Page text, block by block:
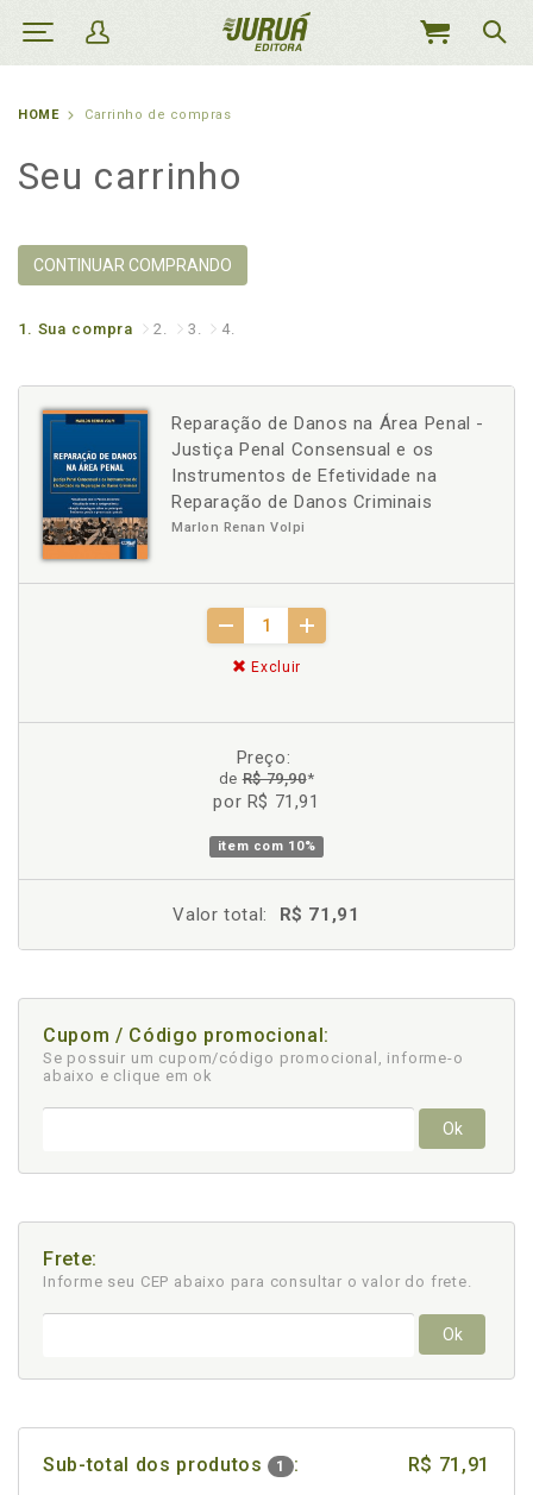
MEU
HOME Carrinho de compras
Seu carrinho
CONTINUAR COMPRANDO
1. Sua compra 2. 3. 4.
Reparação de Danos na Área Penal -
Justiça Penal Consensual e os
Instrumentos de Efetividade na
Reparação de Danos Criminais
Marlon Renan Volpi
Excluir
Preço:
deR$ 79,90*
por R$ 71,91
item com 10%
Valor total: R$ 71,91
Cupom / Código promocional:
Se possuir um cupom/código promocional, informe-o
abaixo e clique em ok
Ok
Frete:
Informe seu CEP abaixo para consultar o valor do frete.
Ok
Sub-total dos produtos 1 : R$ 71,91